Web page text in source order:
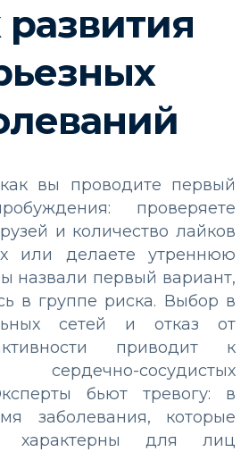
вы проводите первый
проверяете
и количество лайков
или делаете утреннюю
назвали первый вариант,
в группе риска. Выбор в
сетей и отказ от
приводит к
сосудистых
бьют тревогу: в
заболевания, которые
характерны для лиц